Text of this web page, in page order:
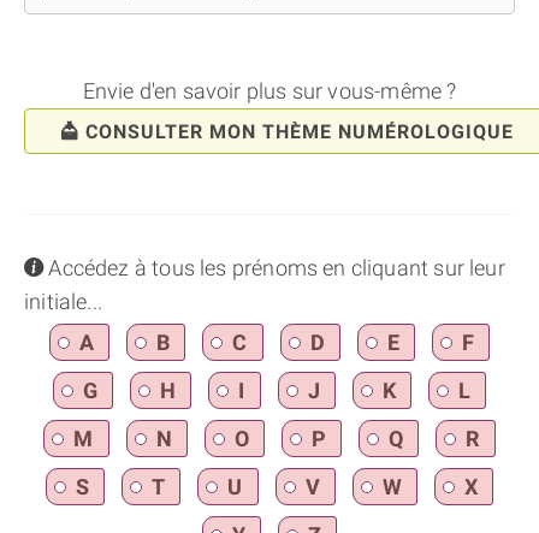
Envie d'en savoir plus sur vous-même ?
CONSULTER MON THÈME NUMÉROLOGIQUE
infoAccédez à tous les prénoms en cliquant sur leur
initiale...
A
B C D E
F
G
H I J K
L
M
N O P Q
R
S
T U V W
X